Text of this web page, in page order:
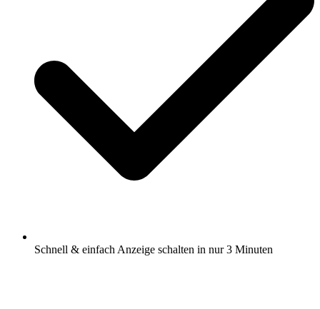
Schnell & einfach Anzeige schalten in nur 3 Minuten